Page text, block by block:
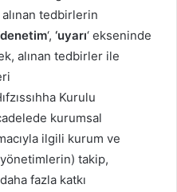
alınan tedbirlerin
‘, ‘uyarı‘ ekseninde
alınan tedbirler ile
Kurulu
kurumsal
ilgili kurum ve
takip,
fazla katkı